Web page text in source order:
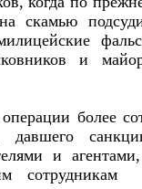
скамью
и
более
давшего
и